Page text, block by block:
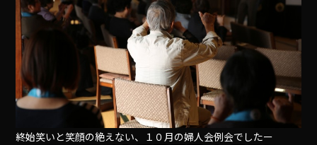
終始笑いと笑顔の絶えない、１０月の婦人会例会でしたー